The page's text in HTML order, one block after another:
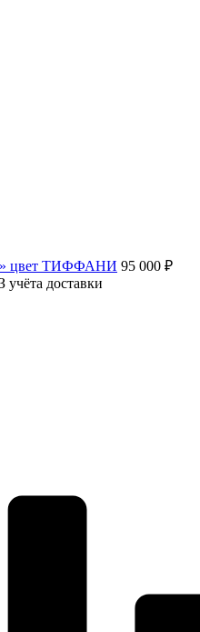
цвет ТИФФАНИ 95 000 ₽
доставки